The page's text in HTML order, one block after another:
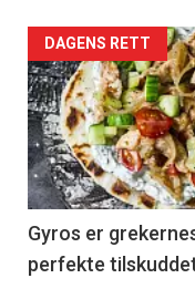
Forsiden
akkurat
nå
-
2
DAGENS RETT
Gyros er
perfekte